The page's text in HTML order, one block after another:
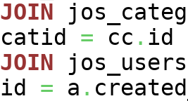
JOIN
catid = cc . id
JOIN
id = a .